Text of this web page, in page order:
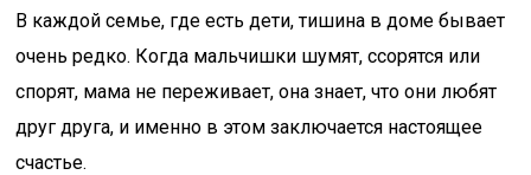
В каждой семье, где есть дети, тишина в доме бывает
очень редко. Когда мальчишки шумят, ссорятся или
спорят, мама не переживает, она знает, что они любят
друг друга, и именно в этом заключается настоящее
счастье.